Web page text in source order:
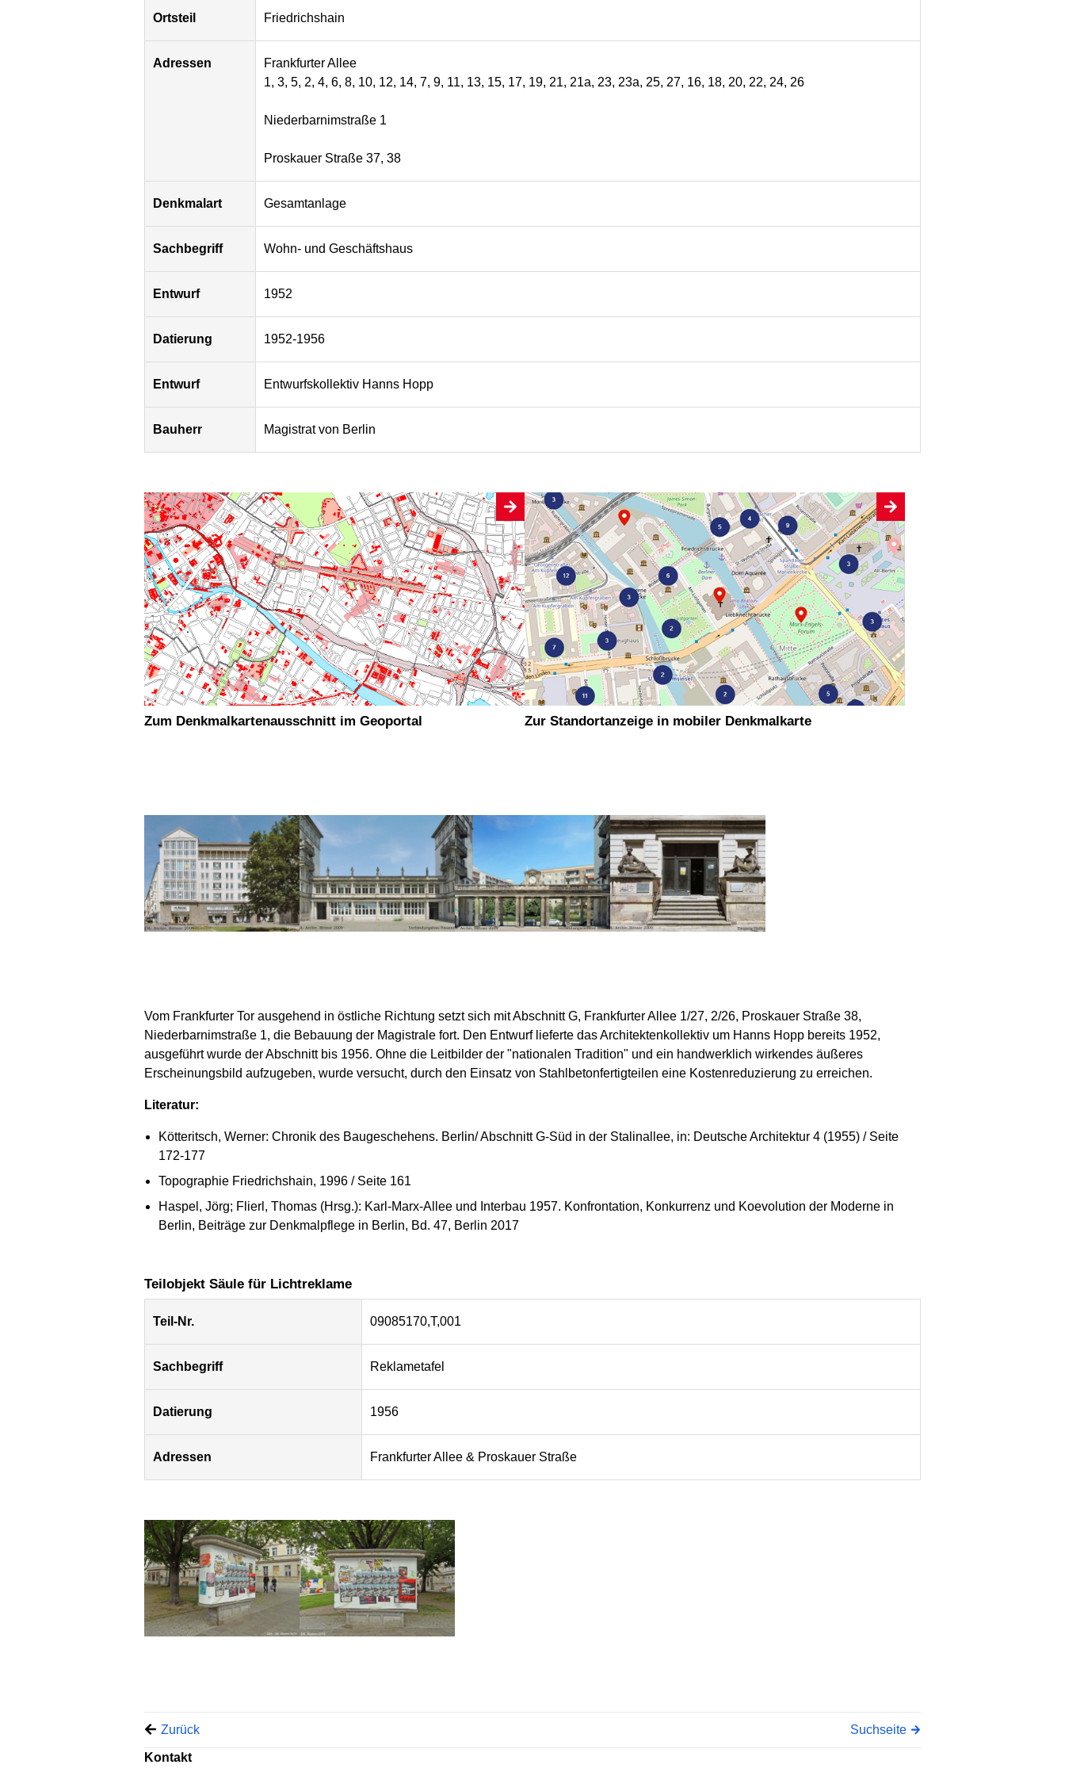
Ortsteil Friedrichshain
Adressen
Frankfurter Allee
1, 3, 5, 2, 4, 6, 8, 10, 12, 14, 7, 9, 11, 13, 15, 17, 19, 21, 21a, 23, 23a, 25, 27, 16, 18, 20, 22, 24, 26
Niederbarnimstraße 1
Proskauer Straße 37, 38
Denkmalart Gesamtanlage
Sachbegriff Wohn- und Geschäftshaus
Entwurf 1952
Datierung 1952-1956
Entwurf Entwurfskollektiv Hanns Hopp
Bauherr Magistrat von Berlin
Zum Denkmalkartenausschnitt im Geoportal Zur Standortanzeige in mobiler Denkmalkarte
Vom Frankfurter Tor ausgehend in östliche Richtung setzt sich mit Abschnitt G, Frankfurter Allee 1/27, 2/26, Proskauer Straße 38,
Niederbarnimstraße 1, die Bebauung der Magistrale fort. Den Entwurf lieferte das Architektenkollektiv um Hanns Hopp bereits 1952,
ausgeführt wurde der Abschnitt bis 1956. Ohne die Leitbilder der "nationalen Tradition" und ein handwerklich wirkendes äußeres
Erscheinungsbild aufzugeben, wurde versucht, durch den Einsatz von Stahlbetonfertigteilen eine Kostenreduzierung zu erreichen.
Literatur:
Kötteritsch, Werner: Chronik des Baugeschehens. Berlin/ Abschnitt G-Süd in der Stalinallee, in: Deutsche Architektur 4 (1955) / Seite
172-177
Topographie Friedrichshain, 1996 / Seite 161
Haspel, Jörg; Flierl, Thomas (Hrsg.): Karl-Marx-Allee und Interbau 1957. Konfrontation, Konkurrenz und Koevolution der Moderne in
Berlin, Beiträge zur Denkmalpflege in Berlin, Bd. 47, Berlin 2017
Teilobjekt Säule für Lichtreklame
Teil-Nr. 09085170,T,001
Sachbegriff Reklametafel
Datierung 1956
Adressen Frankfurter Allee & Proskauer Straße
Zurück Suchseite
Kontakt